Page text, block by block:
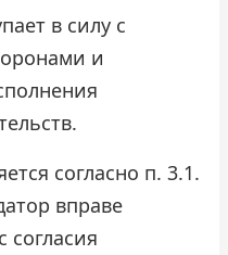
в силу с
и
согласно п. 3.1.
вправе
согласия